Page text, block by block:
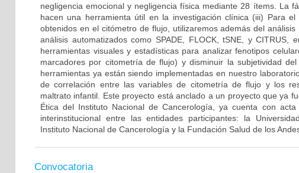
negligencia emocional y negligencia física mediante 28 ítems. La
hacen una herramienta útil en la investigación clínica (iii) Para
obtenidos en el citómetro de flujo, utilizaremos además del
análisis automatizados como SPADE, FLOCK, tSNE, y CITRUS,
herramientas visuales y estadísticas para analizar fenotipos
marcadores por citometría de flujo) y disminuir la subjetividad
herramientas ya están siendo implementadas en nuestro
de correlación entre las variables de citometría de flujo y los
maltrato infantil. Este proyecto está anclado a un proyecto que ya
Ética del Instituto Nacional de Cancerología, ya cuenta con
interinstitucional entre las entidades participantes: la
Instituto Nacional de Cancerología y la Fundación Salud de los
Convocatoria